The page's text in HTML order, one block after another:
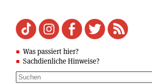
Was passiert hier?
Sachdienliche Hinweise?